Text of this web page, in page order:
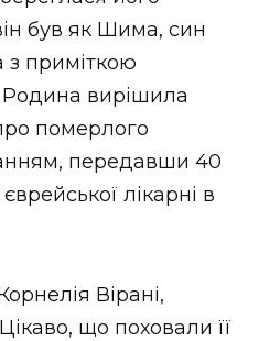
був як Шима, син
приміткою
Родина вирішила
померлого
передавши 40
лікарні в
Вірані,
що поховали її